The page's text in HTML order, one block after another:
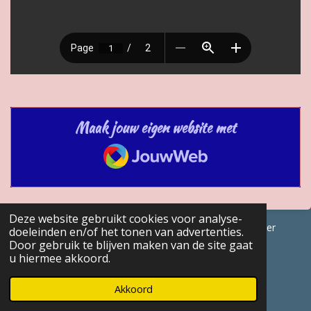
Deze website gebruikt cookies voor analyse-
doeleinden en/of het tonen van advertenties.
Door gebruik te blijven maken van de site gaat
u hiermee akkoord.
Akkoord
Maak jouw eigen website met
JouwWeb
© 2017 - 2026 GENEALOGISCHE Bijdragen Marc Van Acker
Powered byJouwWeb